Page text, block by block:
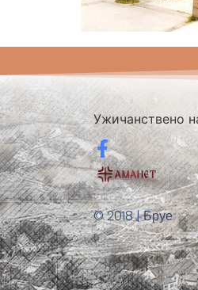
Ужичанствено
© 2018 | Бруе